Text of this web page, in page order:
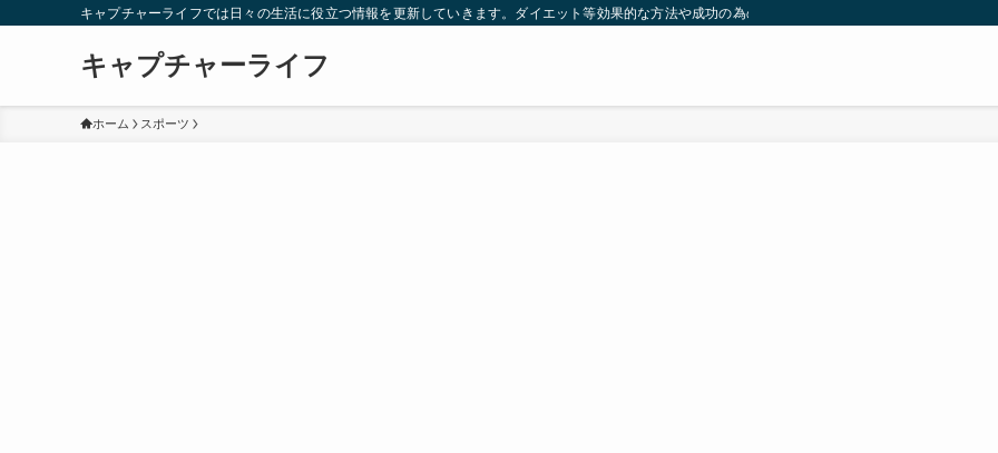
キャプチャーライフでは日々の生活に役立つ情報を更新していきます。ダイエット等効果的な方法や成功の為の秘訣等。太ったり悩んでいる方々が
キャプチャーライフ
ホーム スポーツ